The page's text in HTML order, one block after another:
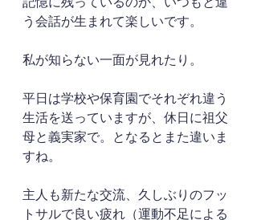
う会話が生まれて楽しいです。
私が知らない一面が見れたり。
平日は学校や保育園でそれぞれ違う
生活を送っていますが、休日に祖父
母と義実家で。となるとまた違いま
すね。
主人も新たな交流、久しぶりのフッ
トサルで良い疲れ（運動不足による